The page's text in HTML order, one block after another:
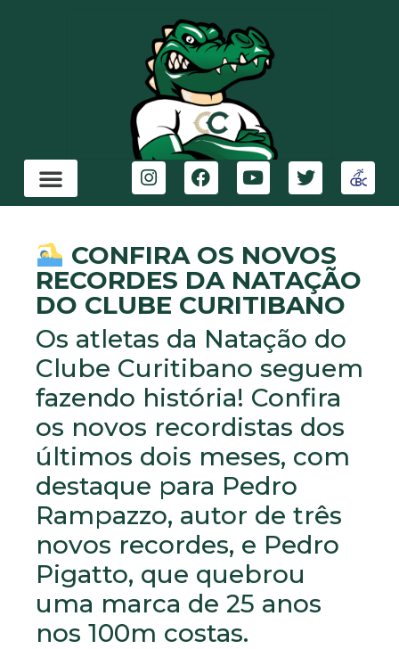
CONFIRA OS NOVOS
RECORDES DA NATAÇÃO
DO CLUBE CURITIBANO
Os atletas da Natação do
Clube Curitibano seguem
fazendo história! Confira
os novos recordistas dos
últimos dois meses, com
destaque para Pedro
Rampazzo, autor de três
novos recordes, e Pedro
Pigatto, que quebrou
uma marca de 25 anos
nos 100m costas.